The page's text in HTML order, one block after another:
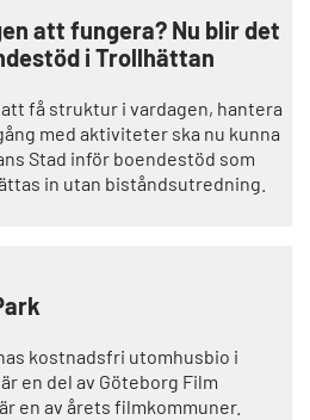
att fungera? Nu blir det
i Trollhättan
få struktur i vardagen, hantera
med aktiviteter ska nu kunna
Stad inför boendestöd som
in utan biståndsutredning.
kostnadsfri utomhusbio i
en del av Göteborg Film
en av årets filmkommuner.